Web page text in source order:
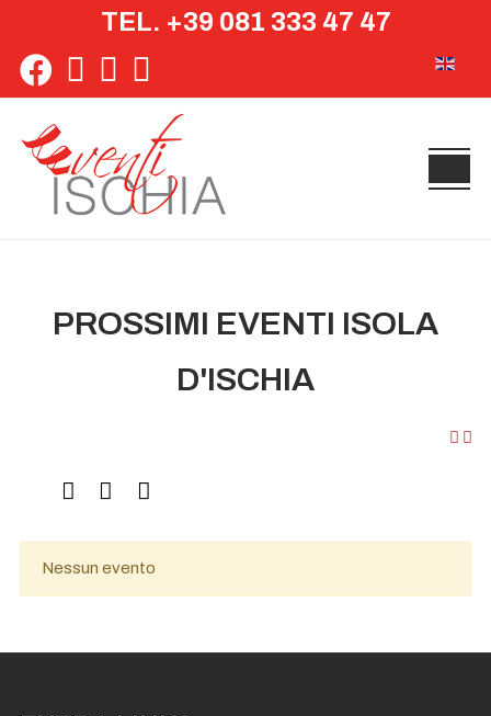
TEL. +39 081 333 47 47
PROSSIMI EVENTI ISOLA
D'ISCHIA
Nessun evento